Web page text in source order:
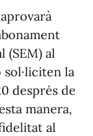
(SEM) al
sol·liciten la
després de
manera,
al